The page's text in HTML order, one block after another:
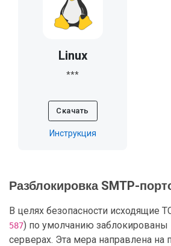
Linux
***
Скачать
Инструкция
Разблокировка SMTP-
В целях безопасности исходящие
587) по умолчанию заблокированы
серверах. Эта мера направлена на